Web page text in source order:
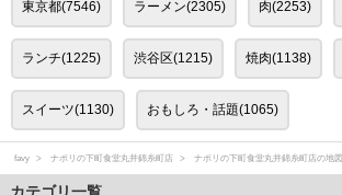
東京都(7546) ラーメン(2305) 肉(2253)
ランチ(1225) 渋谷区(1215) 焼肉(1138)
スイーツ(1130) おもしろ・話題(1065)
favy ナポリの下町食堂丸井錦糸町店 ナポリの下町食堂丸井錦糸町店の地図
カテゴリ一覧